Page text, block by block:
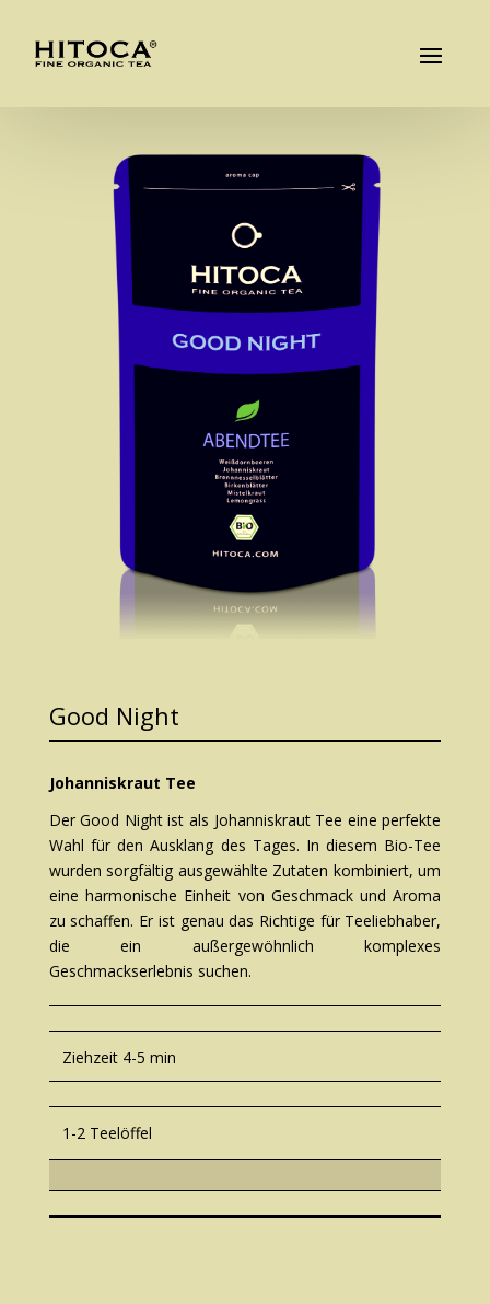
Good Night
Johanniskraut Tee
Der Good Night ist als Johanniskraut Tee eine perfekte
Wahl für den Ausklang des Tages. In diesem Bio-Tee
wurden sorgfältig ausgewählte Zutaten kombiniert, um
eine harmonische Einheit von Geschmack und Aroma
zu schaffen. Er ist genau das Richtige für Teeliebhaber,
die ein außergewöhnlich komplexes
Geschmackserlebnis suchen.
Ziehzeit 4-5 min
1-2 Teelöffel